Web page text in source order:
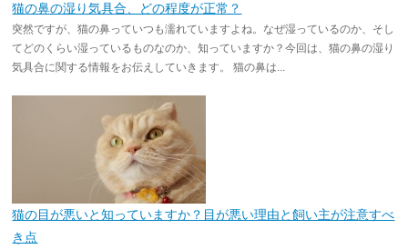
猫の鼻の湿り気具合、どの程度が正常？
突然ですが、猫の鼻っていつも濡れていますよね。なぜ湿っているのか、そし
てどのくらい湿っているものなのか、知っていますか？今回は、猫の鼻の湿り
気具合に関する情報をお伝えしていきます。 猫の鼻は...
猫の目が悪いと知っていますか？目が悪い理由と飼い主が注意すべ
き点